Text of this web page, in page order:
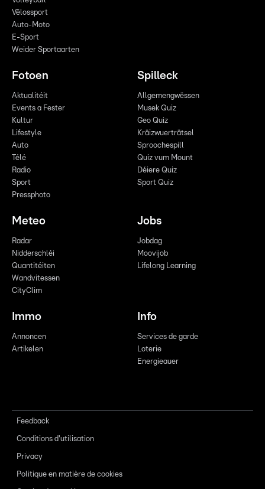
Vëlossport
Auto-Moto
E-Sport
Weider Sportaarten
Fotoen
Aktualitéit
Events a Fester
Kultur
Lifestyle
Auto
Télé
Radio
Sport
Pressphoto
Spilleck
Allgemengwëssen
Musek Quiz
Geo Quiz
Kräizwuerträtsel
Sproochespill
Quiz vum Mount
Déiere Quiz
Sport Quiz
Meteo
Radar
Nidderschléi
Quantitéiten
Wandvitessen
CityClim
Jobs
Jobdag
Moovijob
Lifelong Learning
Immo
Annoncen
Artikelen
Info
Services de garde
Loterie
Energieauer
Feedback
Conditions d'utilisation
Privacy
Politique en matière de cookies